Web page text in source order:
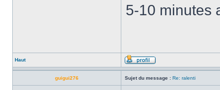
5-10 minutes
Haut
guigui276 Sujet du message : Re: ralenti